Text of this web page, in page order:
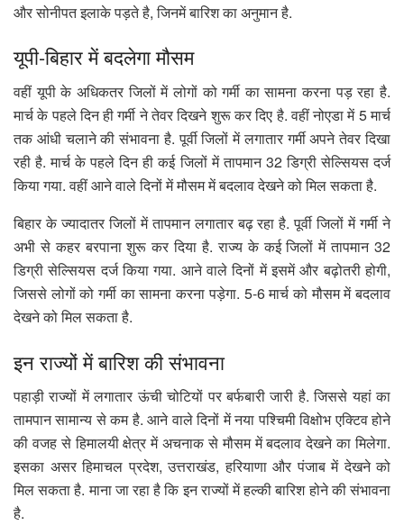
और सोनीपत इलाके पड़ते है, जिनमें बारिश का अनुमान है.
यूपी-बिहार में बदलेगा मौसम
वहीं यूपी के अधिकतर जिलों में लोगों को गर्मी का सामना करना पड़ रहा है.
मार्च के पहले दिन ही गर्मी ने तेवर दिखने शुरू कर दिए है. वहीं नोएडा में 5 मार्च
तक आंधी चलाने की संभावना है. पूर्वी जिलों में लगातार गर्मी अपने तेवर दिखा
रही है. मार्च के पहले दिन ही कई जिलों में तापमान 32 डिग्री सेल्सियस दर्ज
किया गया. वहीं आने वाले दिनों में मौसम में बदलाव देखने को मिल सकता है.
बिहार के ज्यादातर जिलों में तापमान लगातार बढ़ रहा है. पूर्वी जिलों में गर्मी ने
अभी से कहर बरपाना शुरू कर दिया है. राज्य के कई जिलों में तापमान 32
डिग्री सेल्सियस दर्ज किया गया. आने वाले दिनों में इसमें और बढ़ोतरी होगी,
जिससे लोगों को गर्मी का सामना करना पड़ेगा. 5-6 मार्च को मौसम में बदलाव
देखने को मिल सकता है.
इन राज्यों में बारिश की संभावना
पहाड़ी राज्यों में लगातार ऊंची चोटियों पर बर्फबारी जारी है. जिससे यहां का
तामपान सामान्य से कम है. आने वाले दिनों में नया पश्चिमी विक्षोभ एक्टिव होने
की वजह से हिमालयी क्षेत्र में अचनाक से मौसम में बदलाव देखने का मिलेगा.
इसका असर हिमाचल प्रदेश, उत्तराखंड, हरियाणा और पंजाब में देखने को
मिल सकता है. माना जा रहा है कि इन राज्यों में हल्की बारिश होने की संभावना
है.